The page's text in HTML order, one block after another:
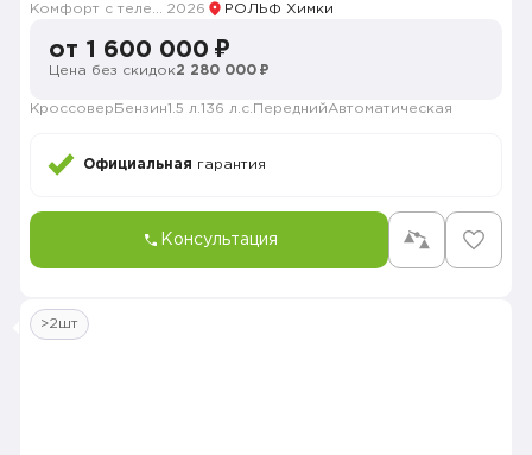
2026 РОЛЬФ Химки
от 1 600 000 ₽
Цена без скидок2 280 000 ₽
Кроссовер Бензин1.5 л. 136 л.с. ПереднийАвтоматическая
Официальная гарантия
Консультация
>2шт